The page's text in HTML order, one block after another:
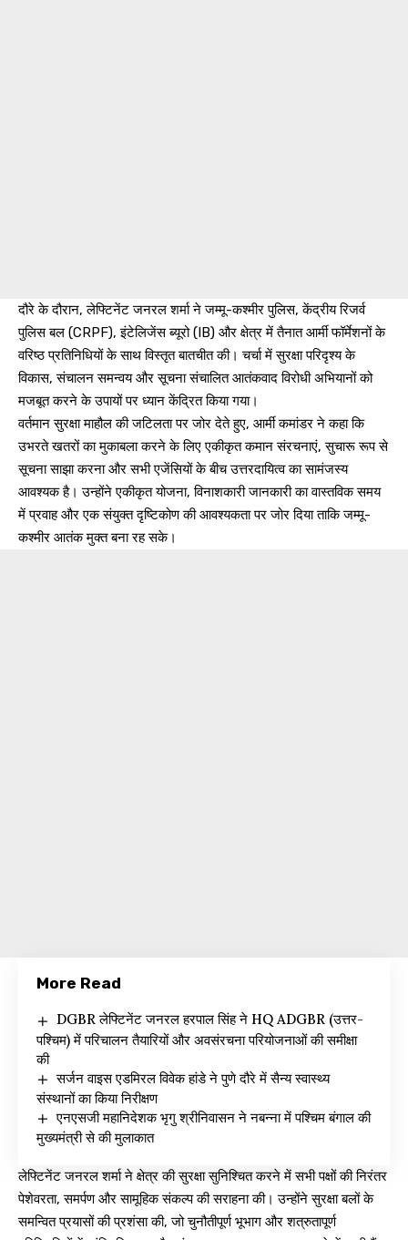
दौरे के दौरान, लेफ्टिनेंट जनरल शर्मा ने जम्मू-कश्मीर पुलिस, केंद्रीय रिजर्व
पुलिस बल (CRPF), इंटेलिजेंस ब्यूरो (IB) और क्षेत्र में तैनात आर्मी फॉर्मेशनों के
वरिष्ठ प्रतिनिधियों के साथ विस्तृत बातचीत की। चर्चा में सुरक्षा परिदृश्य के
विकास, संचालन समन्वय और सूचना संचालित आतंकवाद विरोधी अभियानों को
मजबूत करने के उपायों पर ध्यान केंद्रित किया गया।
वर्तमान सुरक्षा माहौल की जटिलता पर जोर देते हुए, आर्मी कमांडर ने कहा कि
उभरते खतरों का मुकाबला करने के लिए एकीकृत कमान संरचनाएं, सुचारू रूप से
सूचना साझा करना और सभी एजेंसियों के बीच उत्तरदायित्व का सामंजस्य
आवश्यक है। उन्होंने एकीकृत योजना, विनाशकारी जानकारी का वास्तविक समय
में प्रवाह और एक संयुक्त दृष्टिकोण की आवश्यकता पर जोर दिया ताकि जम्मू-
कश्मीर आतंक मुक्त बना रह सके।
More Read
DGBR लेफ्टिनेंट जनरल हरपाल सिंह ने HQ ADGBR (उत्तर-
पश्चिम) में परिचालन तैयारियों और अवसंरचना परियोजनाओं की समीक्षा
की
सर्जन वाइस एडमिरल विवेक हांडे ने पुणे दौरे में सैन्य स्वास्थ्य
संस्थानों का किया निरीक्षण
एनएसजी महानिदेशक भृगु श्रीनिवासन ने नबन्ना में पश्चिम बंगाल की
मुख्यमंत्री से की मुलाकात
लेफ्टिनेंट जनरल शर्मा ने क्षेत्र की सुरक्षा सुनिश्चित करने में सभी पक्षों की निरंतर
पेशेवरता, समर्पण और सामूहिक संकल्प की सराहना की। उन्होंने सुरक्षा बलों के
समन्वित प्रयासों की प्रशंसा की, जो चुनौतीपूर्ण भूभाग और शत्रुतापूर्ण